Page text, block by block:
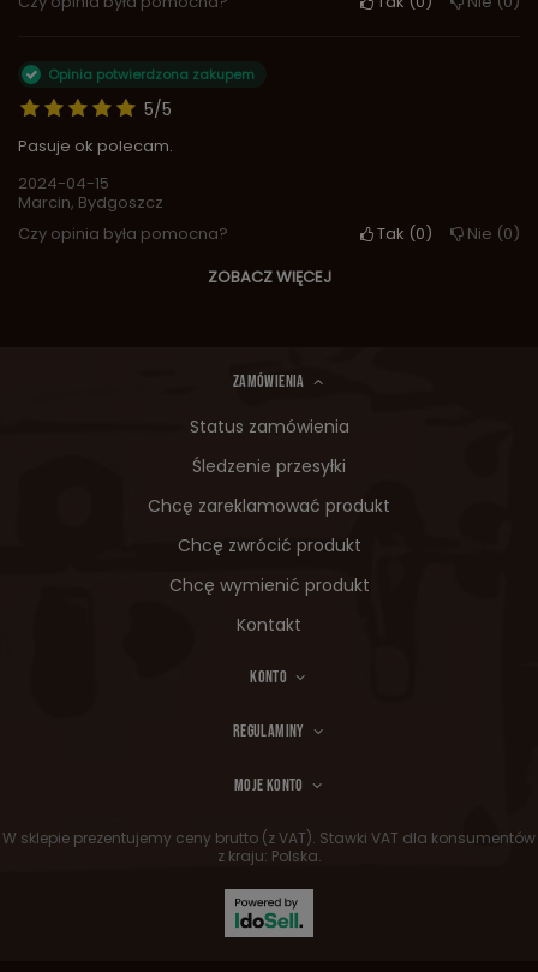
5/5
Opinia potwierdzona zakupem
Pasuje ok polecam.
2024-04-15
Marcin, Bydgoszcz
Czy opinia była pomocna?
Tak 0 Nie 0
ZOBACZ WIĘCEJ
ZAMÓWIENIA
Status zamówienia
Śledzenie przesyłki
Chcę zareklamować produkt
Chcę zwrócić produkt
Chcę wymienić produkt
Kontakt
KONTO
REGULAMINY
MOJE KONTO
W sklepie prezentujemy ceny brutto (z VAT). Stawki VAT dla konsumentów
z kraju: Polska.